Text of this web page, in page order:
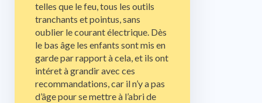
telles que le feu, tous les outils
tranchants et pointus, sans
oublier le courant électrique. Dès
le bas âge les enfants sont mis en
garde par rapport à cela, et ils ont
intéret à grandir avec ces
recommandations, car il n’y a pas
d’âge pour se mettre à l’abri de